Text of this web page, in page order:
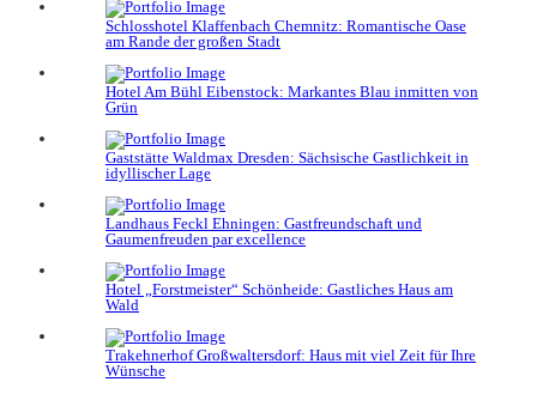
Schlosshotel Klaffenbach Chemnitz: Romantische Oase
am Rande der großen Stadt
Hotel Am Bühl Eibenstock: Markantes Blau inmitten von
Grün
Gaststätte Waldmax Dresden: Sächsische Gastlichkeit in
idyllischer Lage
Landhaus Feckl Ehningen: Gastfreundschaft und
Gaumenfreuden par excellence
Hotel „Forstmeister“ Schönheide: Gastliches Haus am
Wald
Trakehnerhof Großwaltersdorf: Haus mit viel Zeit für Ihre
Wünsche